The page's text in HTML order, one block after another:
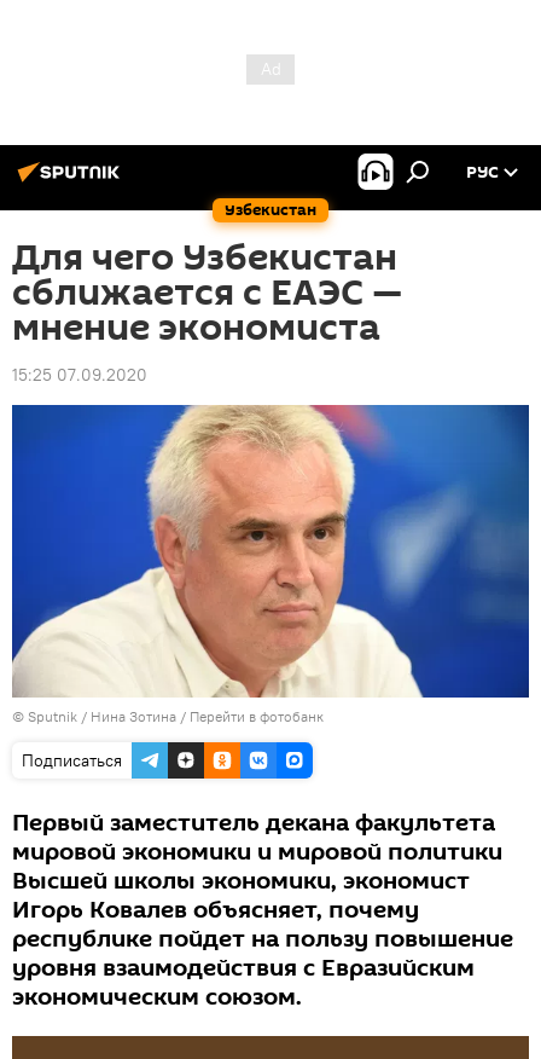
Узбекистан
РУС
Для чего Узбекистан
сближается с ЕАЭС —
мнение экономиста
15:25 07.09.2020
© Sputnik / Нина Зотина / Перейти в фотобанк
Подписаться
Первый заместитель декана факультета
мировой экономики и мировой политики
Высшей школы экономики, экономист
Игорь Ковалев объясняет, почему
республике пойдет на пользу повышение
уровня взаимодействия с Евразийским
экономическим союзом.